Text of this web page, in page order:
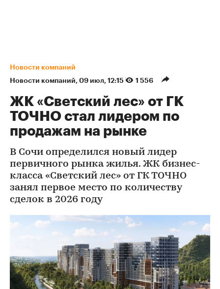
Новости компаний
Новости компаний⁠, 09 июл, 12:15 1 556
ЖК «Светский лес» от ГК
ТОЧНО стал лидером по
продажам на рынке
В Сочи определился новый лидер
первичного рынка жилья. ЖК бизнес-
класса «Светский лес» от ГК ТОЧНО
занял первое место по количеству
сделок в 2026 году